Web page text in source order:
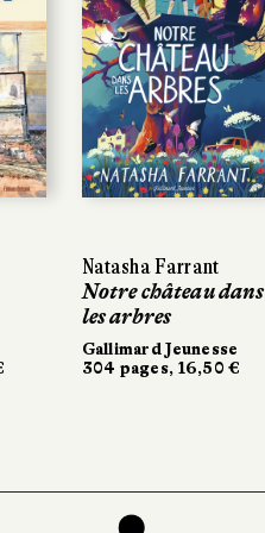
Natasha Farrant
Notre château dans
les arbres
Gallimard Jeunesse
304 pages, 16,50 €